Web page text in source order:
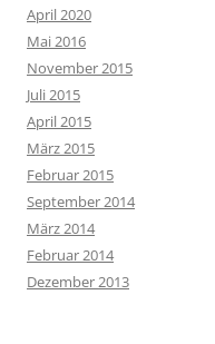
April 2020
Mai 2016
November 2015
Juli 2015
April 2015
März 2015
Februar 2015
September 2014
März 2014
Februar 2014
Dezember 2013